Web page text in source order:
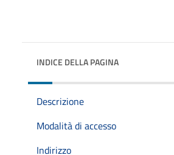
INDICE DELLA PAGINA
Descrizione
Modalità di accesso
Indirizzo